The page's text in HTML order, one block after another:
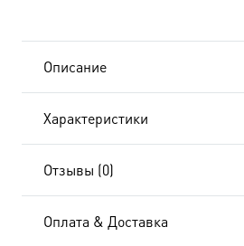
окладе
киоте
20x24
Описание
Характеристики
Отзывы (0)
Оплата & Доставка